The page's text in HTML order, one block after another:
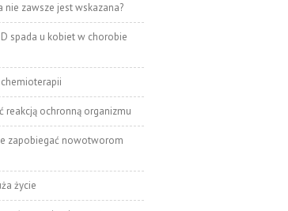
nie zawsze jest wskazana?
spada u kobiet w chorobie
reakcją ochronną organizmu
zapobiegać nowotworom
życie